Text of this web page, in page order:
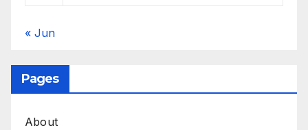
« Jun
Pages
About